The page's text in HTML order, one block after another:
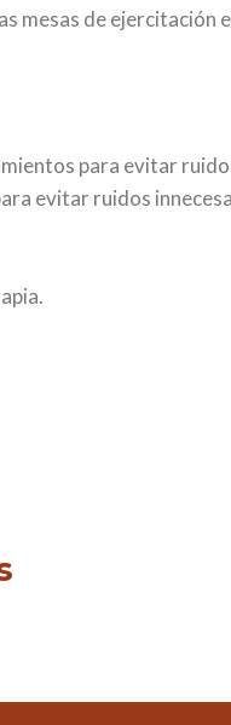
mesas de
para evitar
evitar ruidos